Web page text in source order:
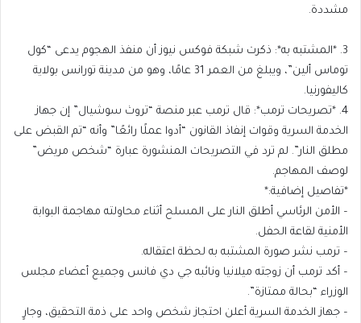
مشددة.
3. *المشتبه به*: ذكرت شبكة فوكس نيوز أن منفذ الهجوم يدعى “كول
توماس ألين”، ويبلغ من العمر 31 عامًا، وهو من مدينة تورانس بولاية
كاليفورنيا.
4. *تصريحات ترمب*: قال ترمب عبر منصة “تروث سوشيال” إن جهاز
الخدمة السرية وقوات إنفاذ القانون “أدوا عملًا رائعًا” وأنه “تم القبض على
مطلق النار”. لم ترد في التصريحات المنشورة عبارة “شخص مريض”
لوصف المهاجم.
*تفاصيل إضافية:*
– الأمن الرئاسي أطلق النار على المسلح أثناء محاولته مهاجمة البوابة
الأمنية لقاعة الحفل.
– ترمب نشر صورة المشتبه به لحظة اعتقاله.
– أكد ترمب أن زوجته ميلانيا ونائبه جي دي فانس وجميع أعضاء مجلس
الوزراء “بحالة ممتازة”.
– جهاز الخدمة السرية أعلن احتجاز شخص واحد على ذمة التحقيق، وجارٍ